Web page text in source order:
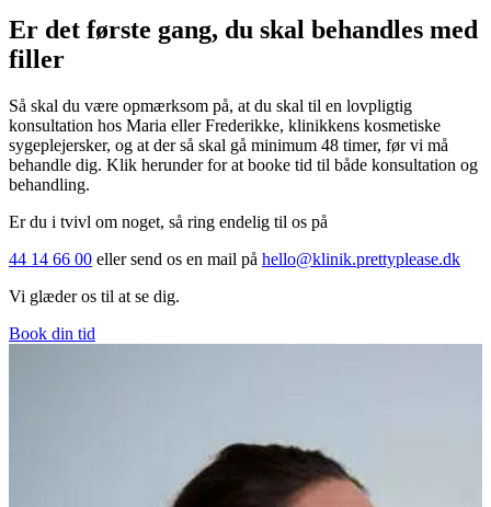
Er det første gang, du skal behandles med
filler
Så skal du være opmærksom på, at du skal til en lovpligtig
konsultation hos Maria eller Frederikke, klinikkens kosmetiske
sygeplejersker, og at der så skal gå minimum 48 timer, før vi må
behandle dig. Klik herunder for at booke tid til både konsultation og
behandling.
Er du i tvivl om noget, så ring endelig til os på
44 14 66 00 eller send os en mail på hello@klinik.prettyplease.dk
Vi glæder os til at se dig.
Book din tid